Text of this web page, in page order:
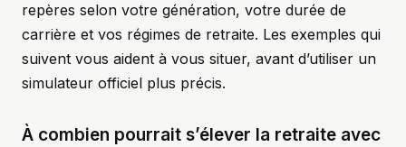
repères selon votre génération, votre durée de
carrière et vos régimes de retraite. Les exemples qui
suivent vous aident à vous situer, avant d’utiliser un
simulateur officiel plus précis.
À combien pourrait s’élever la retraite avec